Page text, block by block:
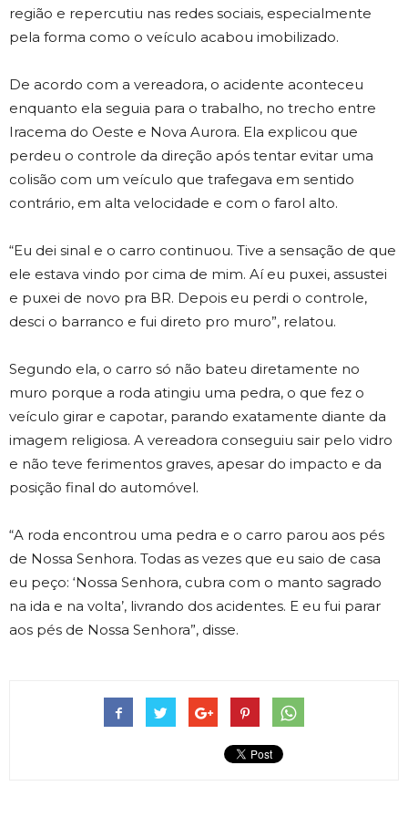
região e repercutiu nas redes sociais, especialmente
pela forma como o veículo acabou imobilizado.
De acordo com a vereadora, o acidente aconteceu
enquanto ela seguia para o trabalho, no trecho entre
Iracema do Oeste e Nova Aurora. Ela explicou que
perdeu o controle da direção após tentar evitar uma
colisão com um veículo que trafegava em sentido
contrário, em alta velocidade e com o farol alto.
“Eu dei sinal e o carro continuou. Tive a sensação de que
ele estava vindo por cima de mim. Aí eu puxei, assustei
e puxei de novo pra BR. Depois eu perdi o controle,
desci o barranco e fui direto pro muro”, relatou.
Segundo ela, o carro só não bateu diretamente no
muro porque a roda atingiu uma pedra, o que fez o
veículo girar e capotar, parando exatamente diante da
imagem religiosa. A vereadora conseguiu sair pelo vidro
e não teve ferimentos graves, apesar do impacto e da
posição final do automóvel.
“A roda encontrou uma pedra e o carro parou aos pés
de Nossa Senhora. Todas as vezes que eu saio de casa
eu peço: ‘Nossa Senhora, cubra com o manto sagrado
na ida e na volta’, livrando dos acidentes. E eu fui parar
aos pés de Nossa Senhora”, disse.